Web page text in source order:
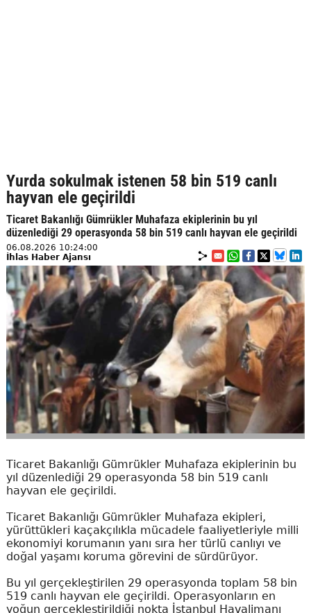
Yurda sokulmak istenen 58 bin 519 canlı
hayvan ele geçirildi
Ticaret Bakanlığı Gümrükler Muhafaza ekiplerinin bu yıl
düzenlediği 29 operasyonda 58 bin 519 canlı hayvan ele geçirildi
06.08.2026 10:24:00
İhlas Haber Ajansı
Ticaret Bakanlığı Gümrükler Muhafaza ekiplerinin bu
yıl düzenlediği 29 operasyonda 58 bin 519 canlı
hayvan ele geçirildi.
Ticaret Bakanlığı Gümrükler Muhafaza ekipleri,
yürüttükleri kaçakçılıkla mücadele faaliyetleriyle milli
ekonomiyi korumanın yanı sıra her türlü canlıyı ve
doğal yaşamı koruma görevini de sürdürüyor.
Bu yıl gerçekleştirilen 29 operasyonda toplam 58 bin
519 canlı hayvan ele geçirildi. Operasyonların en
yoğun gerçekleştirildiği nokta İstanbul Havalimanı